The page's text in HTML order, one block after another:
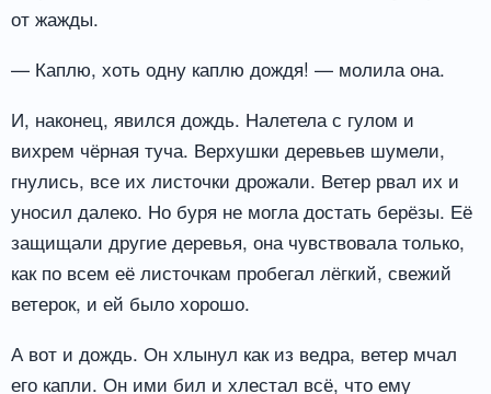
от жажды.
— Каплю, хоть одну каплю дождя! — молила она.
И, наконец, явился дождь. Налетела с гулом и
вихрем чёрная туча. Верхушки деревьев шумели,
гнулись, все их листочки дрожали. Ветер рвал их и
уносил далеко. Но буря не могла достать берёзы. Её
защищали другие деревья, она чувствовала только,
как по всем её листочкам пробегал лёгкий, свежий
ветерок, и ей было хорошо.
А вот и дождь. Он хлынул как из ведра, ветер мчал
его капли. Он ими бил и хлестал всё, что ему